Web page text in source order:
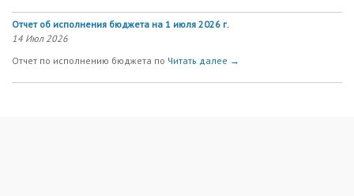
Отчет об исполнения бюджета на 1 июля 2026 г.
14 Июл 2026
Отчет по исполнению бюджета по Читать далее →